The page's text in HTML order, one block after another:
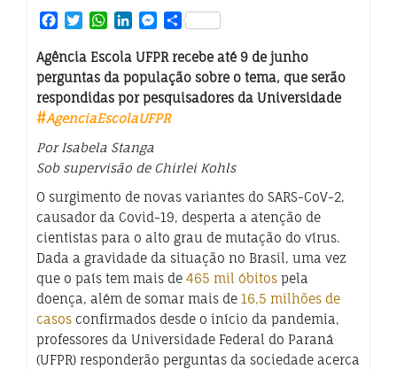
Facebook
TwitterWhatsApp
LinkedInMessenger
Share
Agência Escola UFPR recebe até 9 de junho
perguntas da população sobre o tema, que serão
respondidas por pesquisadores da Universidade
#AgenciaEscolaUFPR
Por Isabela Stanga
Sob supervisão de Chirlei Kohls
O surgimento de novas variantes do SARS-CoV-2,
causador da Covid-19, desperta a atenção de
cientistas para o alto grau de mutação do vírus.
Dada a gravidade da situação no Brasil, uma vez
que o país tem mais de 465 mil óbitos pela
doença, além de somar mais de 16,5 milhões de
casos confirmados desde o início da pandemia,
professores da Universidade Federal do Paraná
(UFPR) responderão perguntas da sociedade acerca